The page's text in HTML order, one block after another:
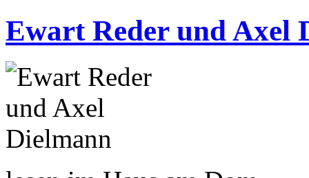
Ewart Reder und Axel